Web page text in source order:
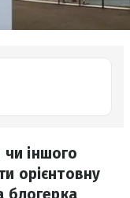
іншого
орієнтовну